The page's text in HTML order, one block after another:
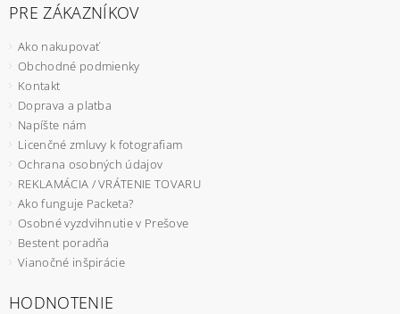
PRE ZÁKAZNÍKOV
Ako nakupovať
Obchodné podmienky
Kontakt
Doprava a platba
Napíšte nám
Licenčné zmluvy k fotografiam
Ochrana osobných údajov
REKLAMÁCIA / VRÁTENIE TOVARU
Ako funguje Packeta?
Osobné vyzdvihnutie v Prešove
Bestent poradňa
Vianočné inšpirácie
HODNOTENIE